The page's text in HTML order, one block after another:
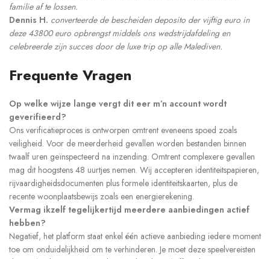
familie af te lossen.
Dennis H. converteerde de bescheiden deposito der vijftig euro in
deze 43800 euro opbrengst middels ons wedstrijdafdeling en
celebreerde zijn succes door de luxe trip op alle Malediven.
Frequente Vragen
Op welke wijze lange vergt dit eer m’n account wordt
geverifieerd?
Ons verificatieproces is ontworpen omtrent eveneens spoed zoals
veiligheid. Voor de meerderheid gevallen worden bestanden binnen
twaalf uren geïnspecteerd na inzending. Omtrent complexere gevallen
mag dit hoogstens 48 uurtjes nemen. Wij accepteren identiteitspapieren,
rijvaardigheidsdocumenten plus formele identiteitskaarten, plus de
recente woonplaatsbewijs zoals een energierekening.
Vermag ikzelf tegelijkertijd meerdere aanbiedingen actief
hebben?
Negatief, het platform staat enkel één actieve aanbieding iedere moment
toe om onduidelijkheid om te verhinderen. Je moet deze speelvereisten